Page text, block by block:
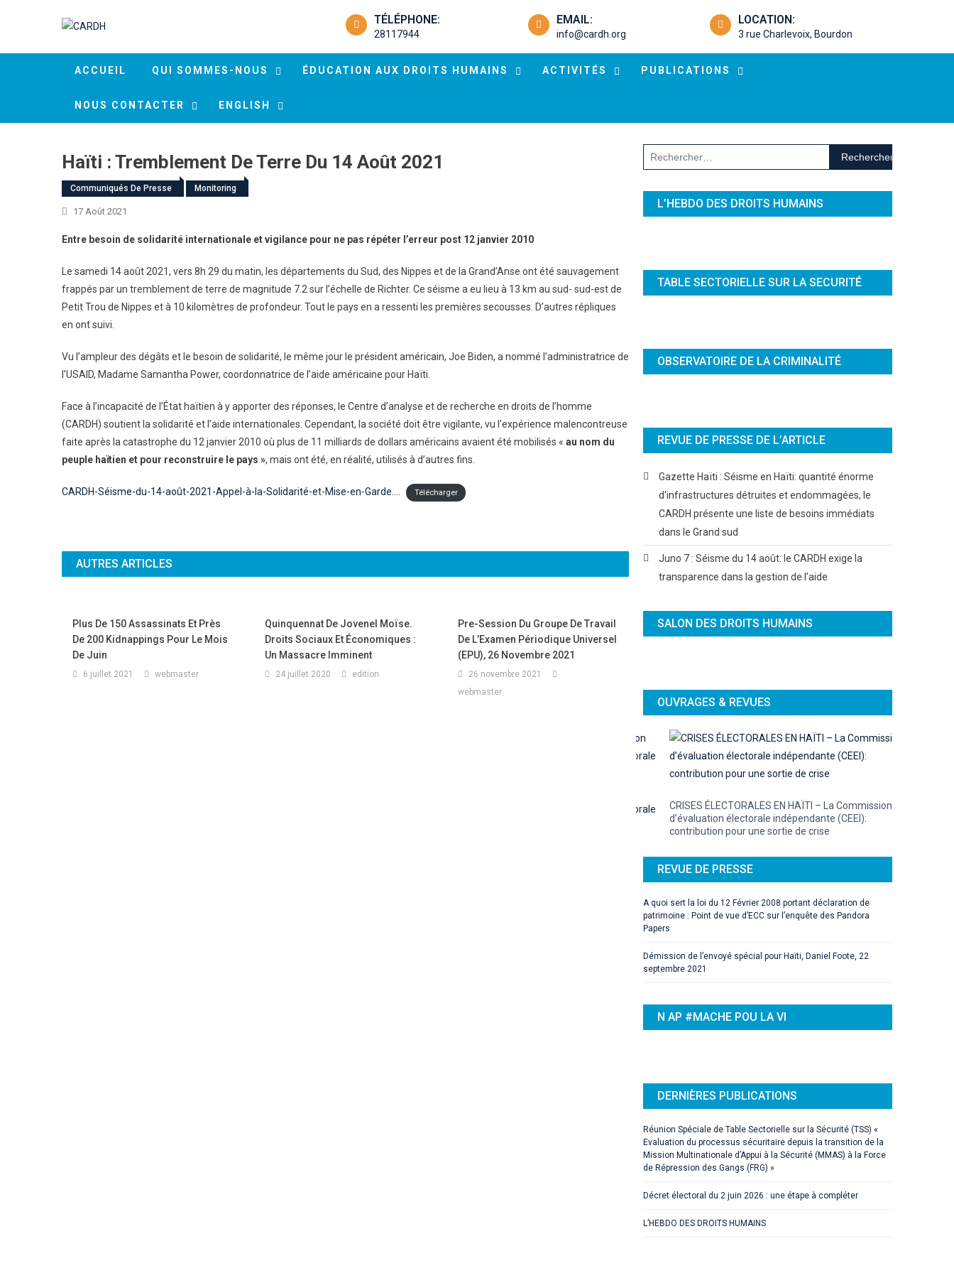
TÉLÉPHONE:
28117944
EMAIL:
info@cardh.org
LOCATION:
3 rue Charlevoix, Bourdon
ACCUEIL QUI SOMMES-NOUS ÉDUCATION AUX DROITS HUMAINS ACTIVITÉS PUBLICATIONS
NOUS CONTACTER ENGLISH
Haïti : Tremblement De Terre Du 14 Août 2021
Communiqués De Presse Monitoring
17 Août 2021
Entre besoin de solidarité internationale et vigilance pour ne pas répéter l’erreur post 12 janvier 2010
Le samedi 14 août 2021, vers 8h 29 du matin, les départements du Sud, des Nippes et de la Grand’Anse ont été sauvagement
frappés par un tremblement de terre de magnitude 7.2 sur l’échelle de Richter. Ce séisme a eu lieu à 13 km au sud- sud-est de
Petit Trou de Nippes et à 10 kilomètres de profondeur. Tout le pays en a ressenti les premières secousses. D’autres répliques
en ont suivi.
Vu l’ampleur des dégâts et le besoin de solidarité, le même jour le président américain, Joe Biden, a nommé l’administratrice de
l’USAID, Madame Samantha Power, coordonnatrice de l’aide américaine pour Haïti.
Face à l’incapacité de l’État haïtien à y apporter des réponses, le Centre d’analyse et de recherche en droits de l’homme
(CARDH) soutient la solidarité et l’aide internationales. Cependant, la société doit être vigilante, vu l’expérience malencontreuse
faite après la catastrophe du 12 janvier 2010 où plus de 11 milliards de dollars américains avaient été mobilisés « au nom du
peuple haïtien et pour reconstruire le pays », mais ont été, en réalité, utilisés à d’autres fins.
CARDH-Séisme-du-14-août-2021-Appel-à-la-Solidarité-et-Mise-en-Garde…. Télécharger
AUTRES ARTICLES
Plus De 150 Assassinats Et Près
De 200 Kidnappings Pour Le Mois
De Juin
6 juillet 2021 webmaster
Quinquennat De Jovenel Moïse.
Droits Sociaux Et Économiques :
Un Massacre Imminent
24 juillet 2020 edition
Pre-Session Du Groupe De Travail
De L’Examen Périodique Universel
(EPU), 26 Novembre 2021
26 novembre 2021
webmaster
Rechercher :
L’HEBDO DES DROITS HUMAINS
TABLE SECTORIELLE SUR LA SECURITÉ
OBSERVATOIRE DE LA CRIMINALITÉ
REVUE DE PRESSE DE L’ARTICLE
Gazette Haïti : Séisme en Haïti: quantité énorme
d'infrastructures détruites et endommagées, le
CARDH présente une liste de besoins immédiats
dans le Grand sud
Juno 7 : Séisme du 14 août: le CARDH exige la
transparence dans la gestion de l’aide
SALON DES DROITS HUMAINS
OUVRAGES & REVUES
CRISES ÉLECTORALES EN HAÏTI – La Commission
d’évaluation électorale indépendante (CEEI):
contribution pour une sortie de crise
REVUE DE PRESSE
A quoi sert la loi du 12 Février 2008 portant déclaration de
patrimoine : Point de vue d’ECC sur l’enquête des Pandora
Papers
Démission de l’envoyé spécial pour Haïti, Daniel Foote, 22
septembre 2021
N AP #MACHE POU LA VI
DERNIÈRES PUBLICATIONS
Réunion Spéciale de Table Sectorielle sur la Sécurité (TSS) «
Evaluation du processus sécuritaire depuis la transition de la
Mission Multinationale d’Appui à la Sécurité (MMAS) à la Force
de Répression des Gangs (FRG) »
Décret électoral du 2 juin 2026 : une étape à compléter
L’HEBDO DES DROITS HUMAINS